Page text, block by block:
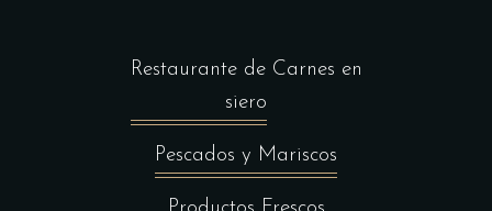
Restaurante de Carnes en
siero
Pescados y Mariscos